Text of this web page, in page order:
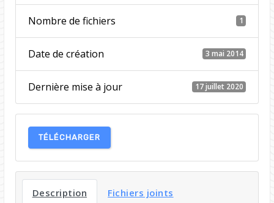
Nombre de fichiers 1
Date de création 3 mai 2014
Dernière mise à jour 17 juillet 2020
TÉLÉCHARGER
Description Fichiers joints